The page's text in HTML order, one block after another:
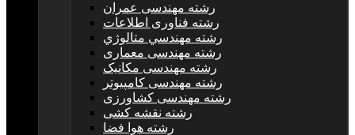
رشته مهندسی عمران
رشته فناوری اطلاعات
رشته مهندسي متالوژي
رشته مهندسی معماری
رشته مهندسی مکانیک
رشته مهندسی کامپیوتر
رشته مهندسی کشاورزی
رشته نقشه کشی
رشته هوا فضا